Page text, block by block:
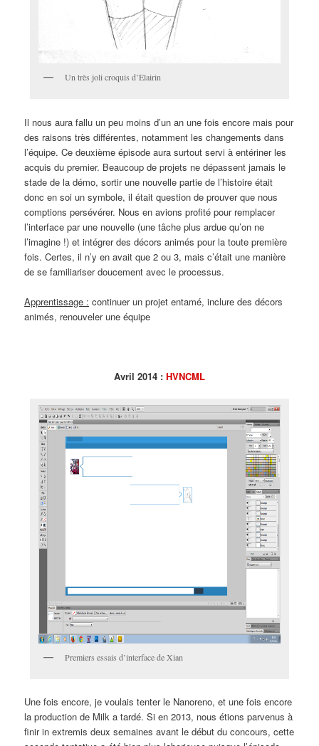
Un très joli croquis d’Elairin
Il nous aura fallu un peu moins d’un an une fois encore mais pour
des raisons très différentes, notamment les changements dans
l’équipe. Ce deuxième épisode aura surtout servi à entériner les
acquis du premier. Beaucoup de projets ne dépassent jamais le
stade de la démo, sortir une nouvelle partie de l’histoire était
donc en soi un symbole, il était question de prouver que nous
comptions persévérer. Nous en avions profité pour remplacer
l’interface par une nouvelle (une tâche plus ardue qu’on ne
l’imagine !) et intégrer des décors animés pour la toute première
fois. Certes, il n’y en avait que 2 ou 3, mais c’était une manière
de se familiariser doucement avec le processus.
Apprentissage : continuer un projet entamé, inclure des décors
animés, renouveler une équipe
Avril 2014 : HVNCML
Premiers essais d’interface de Xian
Une fois encore, je voulais tenter le Nanoreno, et une fois encore
la production de Milk a tardé. Si en 2013, nous étions parvenus à
finir in extremis deux semaines avant le début du concours, cette